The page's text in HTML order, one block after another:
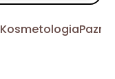
Kosmetologia